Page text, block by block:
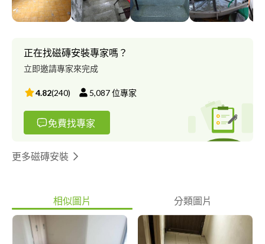
正在找磁磚安裝專家嗎？
立即邀請專家來完成
4.82(240) 5,087位專家
免費找專家
更多磁磚安裝
相似圖片 分類圖片